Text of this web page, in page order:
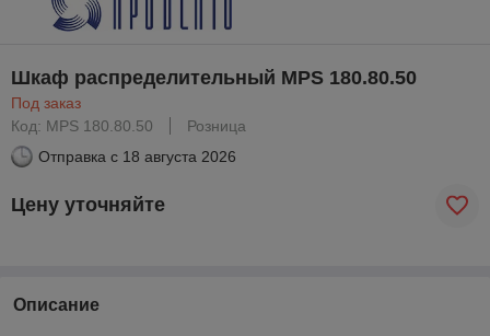
Шкаф распределительный MPS 180.80.50
Под заказ
Код: MPS 180.80.50
Розница
Отправка с 18 августа 2026
Цену уточняйте
Описание